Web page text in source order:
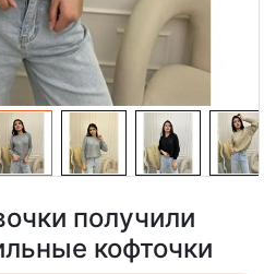
получили
кофточки